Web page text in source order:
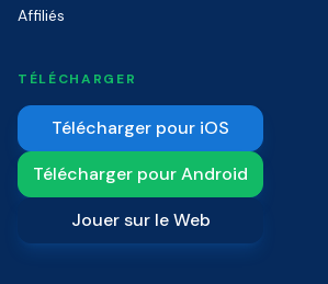
Affiliés
TÉLÉCHARGER
Télécharger pour iOS
Télécharger pour Android
Jouer sur le Web